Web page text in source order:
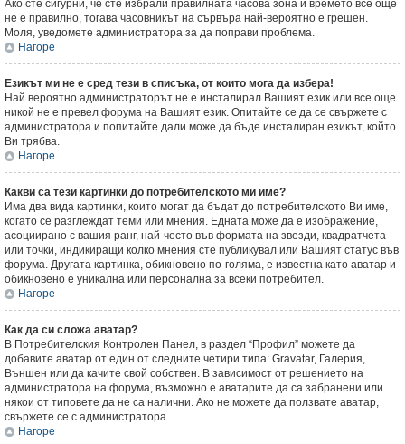
Ако сте сигурни, че сте избрали правилната часова зона и времето все още
не е правилно, тогава часовникът на сървъра най-вероятно е грешен.
Моля, уведомете администратора за да поправи проблема.
Нагоре
Езикът ми не е сред тези в списъка, от които мога да избера!
Най вероятно администраторът не е инсталирал Вашият език или все още
никой не е превел форума на Вашият език. Опитайте се да се свържете с
администратора и попитайте дали може да бъде инсталиран езикът, който
Ви трябва.
Нагоре
Какви са тези картинки до потребителското ми име?
Има два вида картинки, които могат да бъдат до потребителското Ви име,
когато се разглеждат теми или мнения. Едната може да е изображение,
асоциирано с вашия ранг, най-често във формата на звезди, квадратчета
или точки, индикиращи колко мнения сте публикувал или Вашият статус във
форума. Другата картинка, обикновено по-голяма, е известна като аватар и
обикновено е уникална или персонална за всеки потребител.
Нагоре
Как да си сложа аватар?
В Потребителския Контролен Панел, в раздел “Профил” можете да
добавите аватар от един от следните четири типа: Gravatar, Галерия,
Външен или да качите свой собствен. В зависимост от решението на
администратора на форума, възможно е аватарите да са забранени или
някои от типовете да не са налични. Ако не можете да ползвате аватар,
свържете се с администратора.
Нагоре